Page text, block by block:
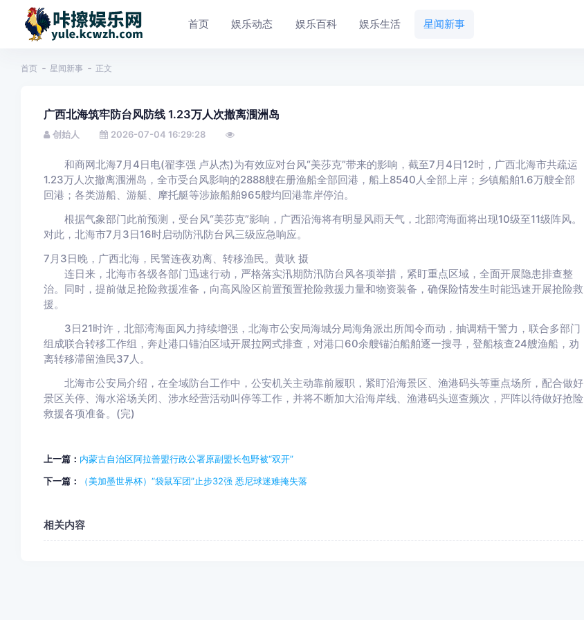
首页 娱乐动态 娱乐百科 娱乐生活 星闻新事
首页 星闻新事 正文
广西北海筑牢防台风防线 1.23万人次撤离涠洲岛
创始人 2026-07-04 16:29:28
和商网北海7月4日电(翟李强 卢从杰)为有效应对台风“美莎克”带来的影响，截至7月4日12时，广西北海市共疏运
1.23万人次撤离涠洲岛，全市受台风影响的2888艘在册渔船全部回港，船上8540人全部上岸；乡镇船舶1.6万艘全部
回港；各类游船、游艇、摩托艇等涉旅船舶965艘均回港靠岸停泊。
根据气象部门此前预测，受台风“美莎克”影响，广西沿海将有明显风雨天气，北部湾海面将出现10级至11级阵风。
对此，北海市7月3日16时启动防汛防台风三级应急响应。
7月3日晚，广西北海，民警连夜劝离、转移渔民。黄耿 摄
连日来，北海市各级各部门迅速行动，严格落实汛期防汛防台风各项举措，紧盯重点区域，全面开展隐患排查整
治。同时，提前做足抢险救援准备，向高风险区前置预置抢险救援力量和物资装备，确保险情发生时能迅速开展抢险救
援。
3日21时许，北部湾海面风力持续增强，北海市公安局海城分局海角派出所闻令而动，抽调精干警力，联合多部门
组成联合转移工作组，奔赴港口锚泊区域开展拉网式排查，对港口60余艘锚泊船舶逐一搜寻，登船核查24艘渔船，劝
离转移滞留渔民37人。
北海市公安局介绍，在全域防台工作中，公安机关主动靠前履职，紧盯沿海景区、渔港码头等重点场所，配合做好
景区关停、海水浴场关闭、涉水经营活动叫停等工作，并将不断加大沿海岸线、渔港码头巡查频次，严阵以待做好抢险
救援各项准备。(完)
上一篇： 内蒙古自治区阿拉善盟行政公署原副盟长包野被“双开”
下一篇：
（美加墨世界杯）“袋鼠军团”止步32强 悉尼球迷难掩失落
相关内容